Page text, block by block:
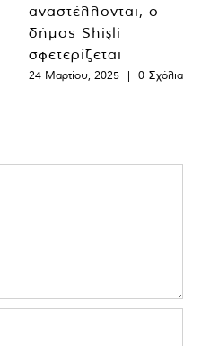
αναστέλλονται, ο
δήμος Shişli
σφετερίζεται
24 Μαρτίου, 2025 | 0 Σχόλια